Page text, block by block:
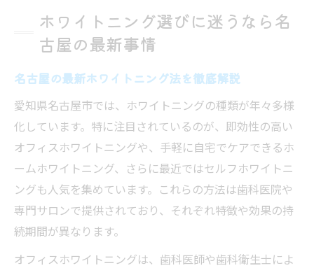
ホワイトニング選びに迷うなら名
古屋の最新事情
名古屋の最新ホワイトニング法を徹底解説
愛知県名古屋市では、ホワイトニングの種類が年々多様
化しています。特に注目されているのが、即効性の高い
オフィスホワイトニングや、手軽に自宅でケアできるホ
ームホワイトニング、さらに最近ではセルフホワイトニ
ングも人気を集めています。これらの方法は歯科医院や
専門サロンで提供されており、それぞれ特徴や効果の持
続期間が異なります。
オフィスホワイトニングは、歯科医師や歯科衛生士によ